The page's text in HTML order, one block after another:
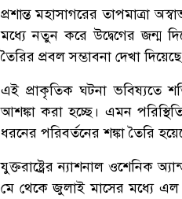
প্রশান্ত মহাসাগরের তাপমাত্রা
মধ্যে নতুন করে উদ্বেগের জন্ম
তৈরির প্রবল সম্ভাবনা দেখা
এই প্রাকৃতিক ঘটনা ভবিষ্যতে
আশঙ্কা করা হচ্ছে। এমন
ধরনের পরিবর্তনের শঙ্কা তৈরি
যুক্তরাষ্ট্রের ন্যাশনাল ওশেনিক
মে থেকে জুলাই মাসের মধ্যে